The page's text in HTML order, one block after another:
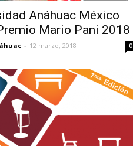
Anáhuac México
Mario Pani 2018
- 12 marzo, 2018 0